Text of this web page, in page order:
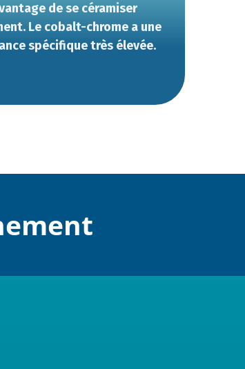
de se céramiser
Le cobalt-chrome a une
spécifique très élevée.